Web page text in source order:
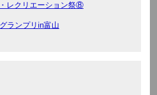
レクリエーション祭⑧
ランプリin富山